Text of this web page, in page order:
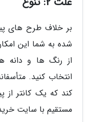
بر خلاف طرح های
شده به شما این
از رنگ ها و دانه
انتخاب کنید.
کند که یک کانتر
مستقیم با سایت